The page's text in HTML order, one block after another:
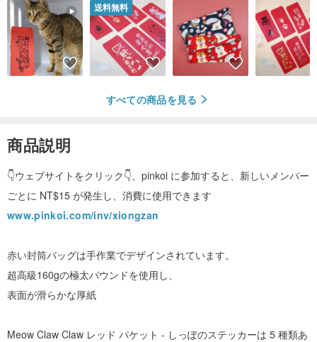
送料無料
すべての商品を見る
商品説明
👇ウェブサイトをクリック👇、pinkoi に参加すると、新しいメンバー
ごとに NT$15 が発生し、消費に使用できます
www.pinkoi.com/inv/xiongzan
赤い封筒バッグは手作業でデザインされています。
超高級160gの極太パウンドを使用し、
表面が滑らかな厚紙
Meow Claw Claw レッド パケット - しっぽのステッカーは 5 種類あ